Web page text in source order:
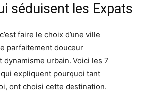
séduisent les Expats
faire le choix d’une ville
parfaitement douceur
dynamisme urbain. Voici les 7
expliquent pourquoi tant
ont choisi cette destination.